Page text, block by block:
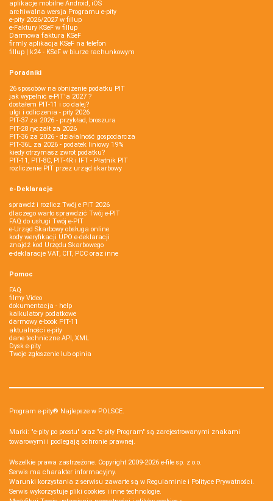
aplikacje mobilne Android, iOS
archiwalna wersja Programu e-pity
e-pity 2026/2027 w fillup
e‑Faktury KSeF w fillup
Darmowa faktura KSeF
firmly aplikacja KSeF na telefon
fillup | k24 - KSeF w biurze rachunkowym
Poradniki
26 sposobów na obniżenie podatku PIT
jak wypełnić e-PIT'a 2027 ?
dostałem PIT-11 i co dalej?
ulgi i odliczenia - pity 2026
PIT-37 za 2026 - przykład, broszura
PIT-28 ryczałt za 2026
PIT-36 za 2026 - działalność gospodarcza
PIT-36L za 2026 - podatek liniowy 19%
kiedy otrzymasz zwrot podatku?
PIT-11, PIT-8C, PIT-4R i IFT - Płatnik PIT
rozliczenie PIT przez urząd skarbowy
e-Deklaracje
sprawdź i rozlicz Twój e PIT 2026
dlaczego warto sprawdzić Twój e-PIT
FAQ do usługi Twój e-PIT
e-Urząd Skarbowy obsługa online
kody weryfikacji UPO e-deklaracji
znajdź kod Urzędu Skarbowego
e-deklaracje VAT, CIT, PCC oraz inne
Pomoc
FAQ
filmy Video
dokumentacja - help
kalkulatory podatkowe
darmowy e-book PIT-11
aktualności e-pity
dane techniczne API, XML
Dysk e-pity
Twoje zgłoszenie lub opinia
Program e-pity® Najlepsze w POLSCE.
Marki: "e-pity po prostu" oraz "e-pity Program" są zarejestrowanymi znakami
towarowymi i podlegają ochronie prawnej.
Wszelkie prawa zastrzeżone. Copyright 2009-2026 e-file sp. z o.o.
Serwis ma charakter informacyjny.
Warunki korzystania z serwisu zawarte są w Regulaminie i Polityce Prywatności.
Serwis wykorzystuje pliki cookies i inne technologie.